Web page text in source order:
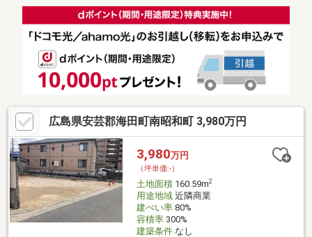
2345http://www.imestate.com/
広島県安芸郡海田町南昭和町 3,980万円
3,980万円
（坪単価:-）
土地面積160.59m2
用途地域近隣商業
建ぺい率80%
容積率300%
建築条件なし